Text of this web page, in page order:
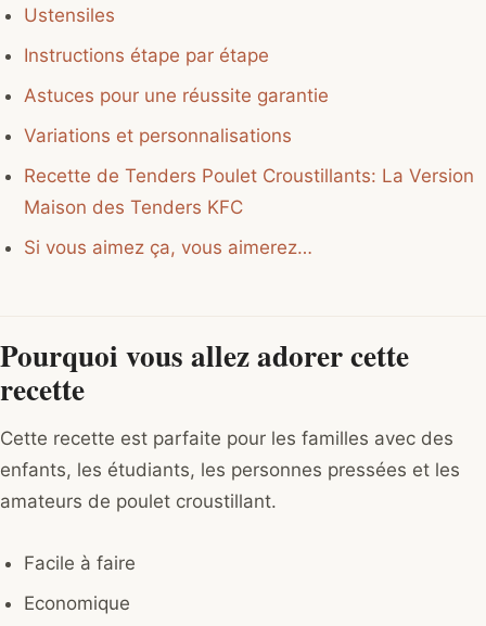
Ustensiles
Instructions étape par étape
Astuces pour une réussite garantie
Variations et personnalisations
Recette de Tenders Poulet Croustillants: La Version
Maison des Tenders KFC
Si vous aimez ça, vous aimerez…
Pourquoi vous allez adorer cette
recette
Cette recette est parfaite pour les familles avec des
enfants, les étudiants, les personnes pressées et les
amateurs de poulet croustillant.
Facile à faire
Economique